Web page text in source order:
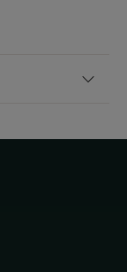
essentielles
et de